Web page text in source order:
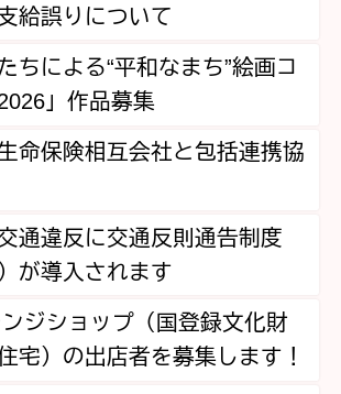
給誤りについて
ちによる“平和なまち”絵画コ
」作品募集
命保険相互会社と包括連携協
通違反に交通反則通告制度
が導入されます
ジショップ（国登録文化財
宅）の出店者を募集します！